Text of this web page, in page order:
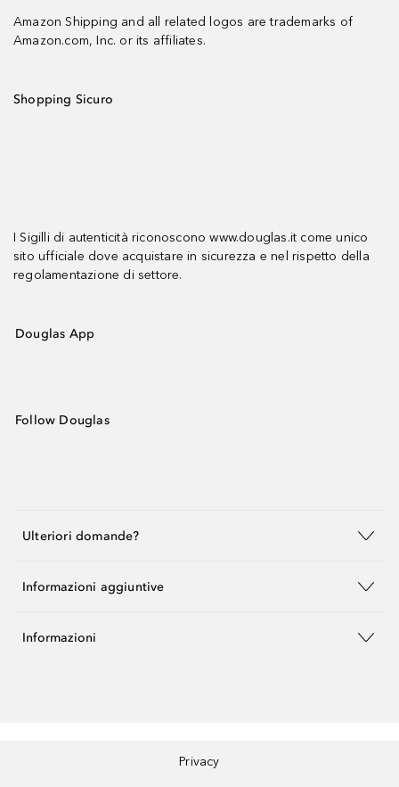
Amazon Shipping and all related logos are trademarks of
Amazon.com, Inc. or its affiliates.
Shopping Sicuro
I Sigilli di autenticità riconoscono www.douglas.it come unico
sito ufficiale dove acquistare in sicurezza e nel rispetto della
regolamentazione di settore.
Douglas App
Follow Douglas
Ulteriori domande?
Informazioni aggiuntive
Informazioni
Privacy